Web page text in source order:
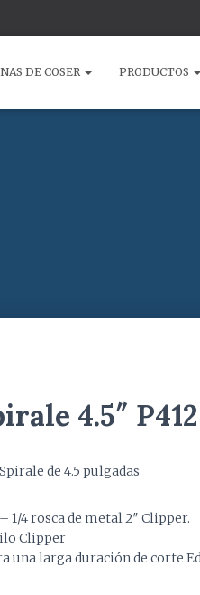
DE COSER PRODUCTOS
4.5″ P412
de 4.5 pulgadas
1/4 rosca de metal 2″ Clipper.
Clipper
una larga duración de corte